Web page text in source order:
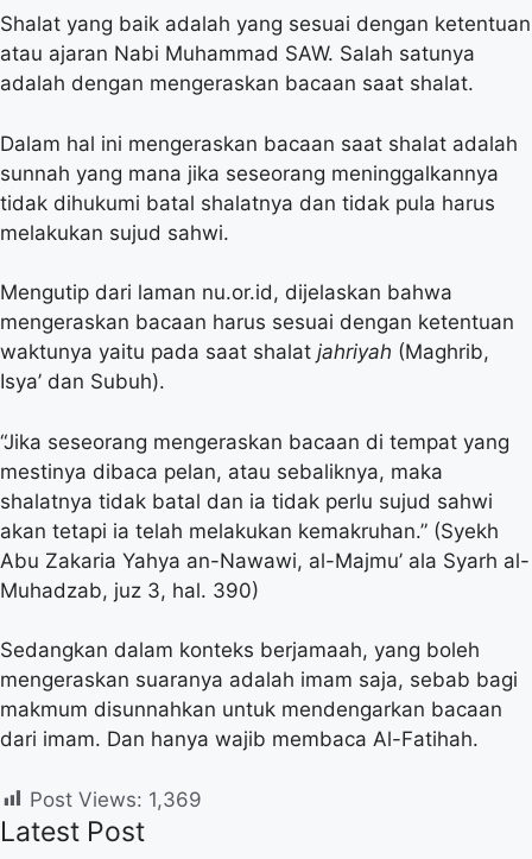
Shalat yang baik adalah yang sesuai dengan ketentuan
atau ajaran Nabi Muhammad SAW. Salah satunya
adalah dengan mengeraskan bacaan saat shalat.
Dalam hal ini mengeraskan bacaan saat shalat adalah
sunnah yang mana jika seseorang meninggalkannya
tidak dihukumi batal shalatnya dan tidak pula harus
melakukan sujud sahwi.
Mengutip dari laman nu.or.id, dijelaskan bahwa
mengeraskan bacaan harus sesuai dengan ketentuan
waktunya yaitu pada saat shalat jahriyah (Maghrib,
Isya’ dan Subuh).
“Jika seseorang mengeraskan bacaan di tempat yang
mestinya dibaca pelan, atau sebaliknya, maka
shalatnya tidak batal dan ia tidak perlu sujud sahwi
akan tetapi ia telah melakukan kemakruhan.” (Syekh
Abu Zakaria Yahya an-Nawawi, al-Majmu’ ala Syarh al-
Muhadzab, juz 3, hal. 390)
Sedangkan dalam konteks berjamaah, yang boleh
mengeraskan suaranya adalah imam saja, sebab bagi
makmum disunnahkan untuk mendengarkan bacaan
dari imam. Dan hanya wajib membaca Al-Fatihah.
Post Views: 1,369
Latest Post